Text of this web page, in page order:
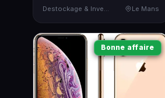
Destockage & Invendus
Le Mans
Bonne affaire